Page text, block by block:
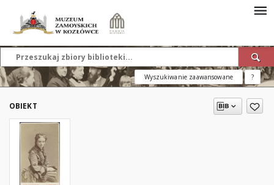
Wyszukiwanie zaawansowane ?
OBIEKT